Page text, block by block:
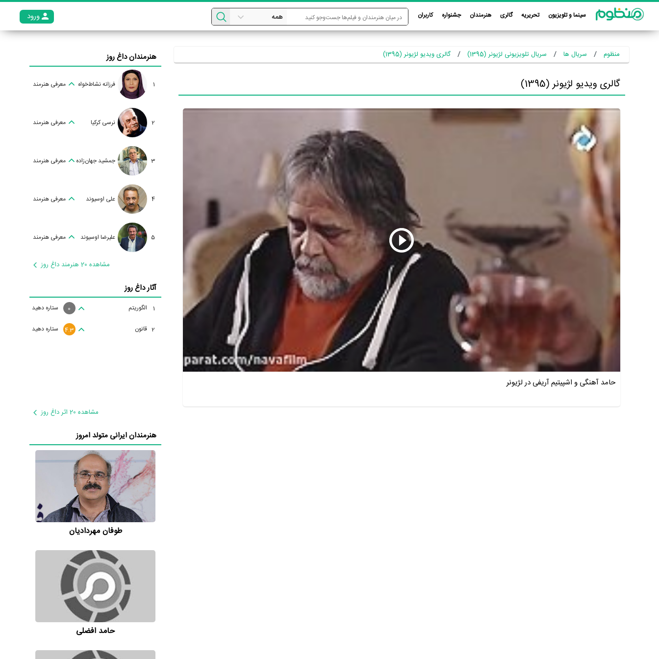
سینما و تلویزیون تحریریه گالری هنرمندان جشنواره کاربران ورود
منظوم سریال ها سریال تلویزیونی لژیونر (1395) گالری ویدیو لژیونر (1395)
گالری ویدیو لژیونر (1395)
حامد آهنگی و اشپیتیم آریفی در لژیونر
هنرمندان داغ روز
1 فرزانه نشاط‌خواه معرفی هنرمند
2 نرسی کرکیا معرفی هنرمند
3 جمشید جهان‌زاده معرفی هنرمند
4 علی اوسیوند معرفی هنرمند
5 علیرضا اوسیوند معرفی هنرمند
مشاهده 20 هنرمند داغ روز
آثار داغ روز
1 الگوریتم ستاره دهید 0
2 قانون ستاره دهید 4.3
مشاهده 20 اثر داغ روز
هنرمندان ایرانی متولد امروز
طوفان مهردادیان
حامد افضلی